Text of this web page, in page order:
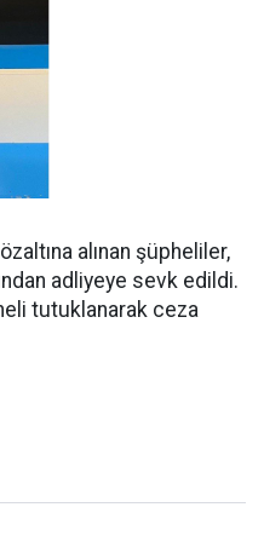
alınan şüpheliler,
adliyeye sevk edildi.
tutuklanarak ceza